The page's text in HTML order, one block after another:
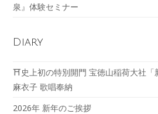
泉』体験セミナー
Diary
⛩️史上初の特別開門 宝徳山稲荷大社「
麻衣子 歌唱奉納
2026年 新年のご挨拶